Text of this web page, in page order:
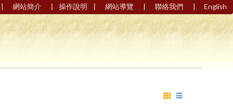
| 網站簡介 | 操作說明 | 網站導覽 | 聯絡我們 | English